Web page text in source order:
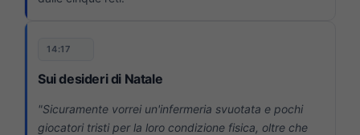
14:17
Sui desideri di Natale
"Sicuramente vorrei un'infermeria svuotata e pochi
giocatori tristi per la loro condizione fisica, oltre che